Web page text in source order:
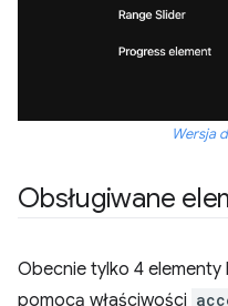
Wersja
Obsługiwane
Obecnie tylko 4
pomocą właściwości